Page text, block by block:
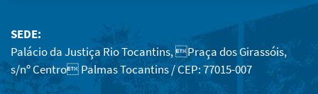
SEDE:
Palácio da Justiça Rio Tocantins, Praça dos Girassóis,
s/nº Centro Palmas Tocantins / CEP: 77015-007